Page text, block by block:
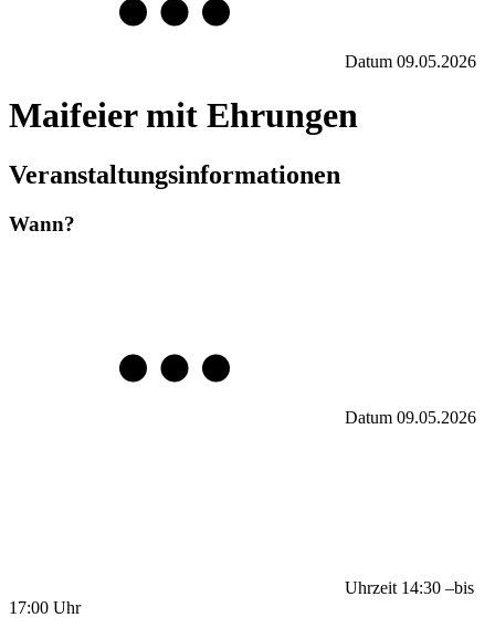
Datum 09.05.2026
Maifeier mit Ehrungen
Veranstaltungsinformationen
Wann?
Datum 09.05.2026
Uhrzeit 14:30 –bis
17:00 Uhr